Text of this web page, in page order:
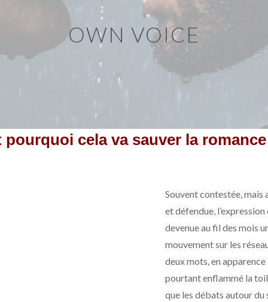
OWN VOICE
pourquoi cela va sauver la
Souvent contestée, mais
et défendue,
devenue au fil des mois
mouvement sur les
deux mots, en
pourtant enflammé la
que les débats autour du